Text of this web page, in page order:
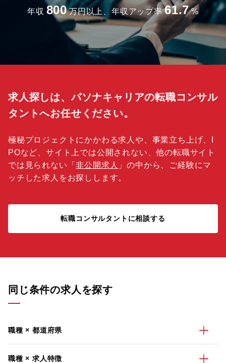
年収 800 万円以上、年収アップ率 61.7 %
求人探しは、パソナキャリアの転職コンサル
タントへお任せください。
極秘プロジェクトにかかわる求人や、事業立ち上げ、I
POなど、サイト上では公開されない、他の転職サイト
では見られない「非公開求人 」の中から、ご経験にマ
ッチした求人をお探しします。
転職コンサルタントに相談する
同じ条件の求人を探す
職種 × 都道府県
職種 × 求人特徴